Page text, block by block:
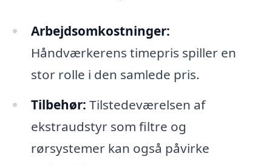
Arbejdsomkostninger:
Håndværkerens timepris spiller en
stor rolle i den samlede pris.
Tilbehør: Tilstedeværelsen af
ekstraudstyr som filtre og
rørsystemer kan også påvirke